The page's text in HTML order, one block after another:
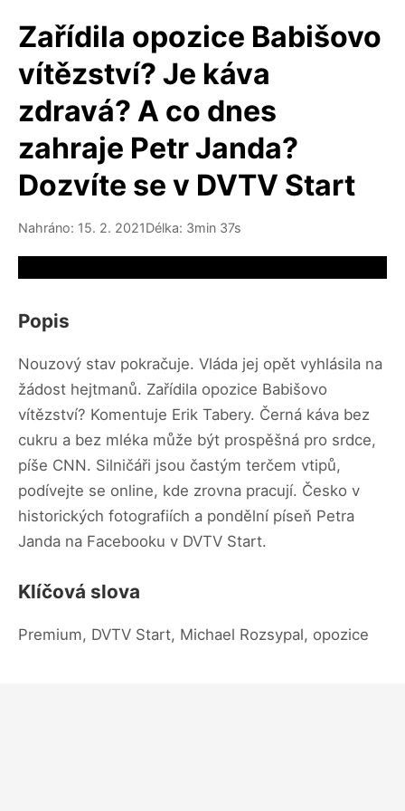
Zařídila opozice Babišovo
vítězství? Je káva
zdravá? A co dnes
zahraje Petr Janda?
Dozvíte se v DVTV Start
Nahráno: 15. 2. 2021Délka: 3min 37s
Popis
Nouzový stav pokračuje. Vláda jej opět vyhlásila na
žádost hejtmanů. Zařídila opozice Babišovo
vítězství? Komentuje Erik Tabery. Černá káva bez
cukru a bez mléka může být prospěšná pro srdce,
píše CNN. Silničáři jsou častým terčem vtipů,
podívejte se online, kde zrovna pracují. Česko v
historických fotografiích a pondělní píseň Petra
Janda na Facebooku v DVTV Start.
Klíčová slova
Premium, DVTV Start, Michael Rozsypal, opozice